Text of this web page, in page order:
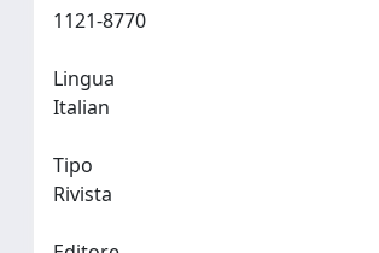
Lingua
Tipo
Rivista